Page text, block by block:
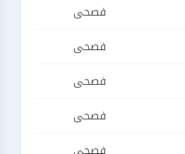
فصحى
فصحى
فصحى
فصحى